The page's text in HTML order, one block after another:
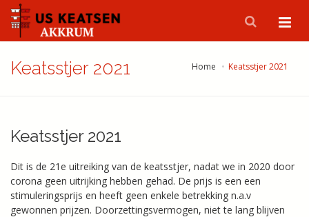
Home Keatsstjer 2021
Keatsstjer 2021
Keatsstjer 2021
Dit is de 21e uitreiking van de keatsstjer, nadat we in 2020 door
corona geen uitrijking hebben gehad. De prijs is een een
stimuleringsprijs en heeft geen enkele betrekking n.a.v
gewonnen prijzen. Doorzettingsvermogen, niet te lang blijven